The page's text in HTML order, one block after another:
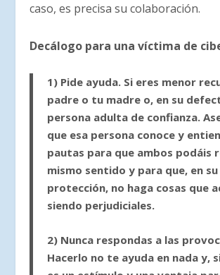
caso, es precisa su colaboración.
Decálogo para una víctima de
1) Pide ayuda. Si eres menor
padre o tu madre o, en su
persona adulta de confianza.
que esa persona conoce y
pautas para que ambos podáis
mismo sentido y para que, en
protección, no haga cosas que
siendo perjudiciales.
2) Nunca respondas a las
Hacerlo no te ayuda en nada y,